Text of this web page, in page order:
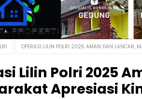
OPERASI LILIN POLRI 2025 AMAN DAN LANCAR,
Lilin Polri 2025
Apresiasi